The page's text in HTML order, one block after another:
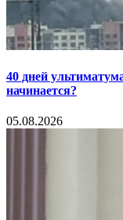
40 дней
начинается?
05.08.2026